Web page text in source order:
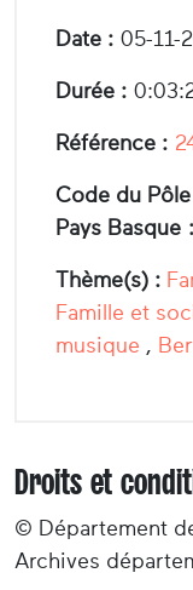
Date : 05-11-
Durée :
Référence :
Code du
Pays Basque :
Thème(s) :
Famille et
musique ,
Droits et
© Département
Archives